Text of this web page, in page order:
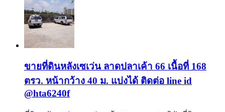
ขายที่ดินหลังเซเว่น ลาดปลาเค้า 66 เนื้อที่ 168
ตรว. หน้ากว้าง 40 ม. แบ่งได้ ติดต่อ line id
@hta6240f